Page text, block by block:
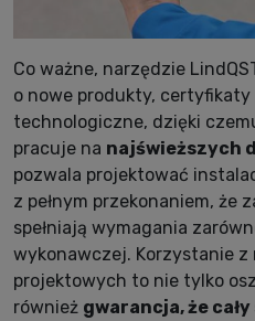
Co ważne, narzędzie
o nowe produkty, certyfikaty
technologiczne, dzięki
pracuje na najświeższych
pozwala projektować
z pełnym przekonaniem, że
spełniają wymagania
wykonawczej. Korzystanie
projektowych to nie tylko
również gwarancja, że